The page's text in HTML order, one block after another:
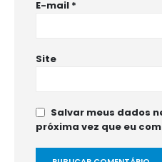
E-mail *
Site
Salvar meus dados
próxima vez que eu